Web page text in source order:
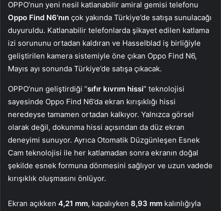
OPPO’nun yeni nesil katlanabilir amiral gemisi telefonu
Oppo Find N6’nın çok yakında Türkiye’de satışa sunulacağı
duyuruldu. Katlanabilir telefonlarda şikayet edilen katlama
izi sorununu ortadan kaldıran ve Hasselblad iş birliğiyle
geliştirilen kamera sistemiyle öne çıkan Oppo Find N6,
Mayıs ayı sonunda Türkiye’de satışa çıkacak.
OPPO’nun geliştirdiği “sıfır kıvrım hissi” teknolojisi
sayesinde Oppo Find N6’da ekran kırışıklığı hissi
neredeyse tamamen ortadan kalkıyor. Yalnızca görsel
olarak değil, dokunma hissi açısından da düz ekran
deneyimi sunuyor. Ayrıca Otomatik Düzgünleşen Esnek
Cam teknolojisi ile her katlamadan sonra ekranın doğal
şekilde esnek formuna dönmesini sağlıyor ve uzun vadede
kırışıklık oluşmasını önlüyor.
Ekran açıkken 4,21 mm, kapalıyken 8,93 mm kalınlığıyla